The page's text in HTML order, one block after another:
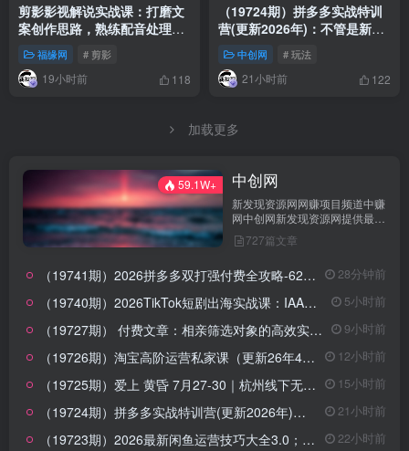
剪影影视解说实战课：打磨文
案创作思路，熟练配音处理手
福缘网 # 剪影
19小时前 118
（19724期）拼多多实战特训
营(更新2026年)：不管是新手
入门或老商家冲量，都有实操
方法，跟着学，少走弯路
中创网 # 玩法
21小时前 122
加载更多
59.1W+ 中创网
新发现资源网网赚项目频道中赚
网中创网新发现资源网提供最新
前沿网赚项目,每日更新最全网
赚技巧和免费赚钱项目,告诉小
创网少走弯路的网赚平台。
727篇文章
（19741期）2026拼多多双打强付费全攻略-62期；成本推广加托管双剑合璧，系统讲解7种付费玩法优劣势与选择策略 28分钟前
（19740期）2026TikTok短剧出海实战课：IAA广告分账×IAP付费变现×账号搭建×平台规则×双轨爆发×回款全流程 5小时前
（19727期） 付费文章：相亲筛选对象的高效实用策略，全程落地可实操，规避短择、利己型相亲对象 9小时前
（19726期）淘宝高阶运营私家课（更新26年4月18）：选品、爆款、全店动销，三模块构建盈利闭环，月入破5万 12小时前
（19725期）爱上 黄昏 7月27-30｜杭州线下无界特训营｜淘宝天猫AI推广｜直通车人群｜全套PPT SOP思维导图资料包 15小时前
（19724期）拼多多实战特训营(更新2026年)：不管是新手入门或老商家冲量，都有实操方法，跟着学，少走弯路 21小时前
（19723期）2026最新闲鱼运营技巧大全3.0；从零基础到月入过万，卖货准备、链接搭建到选品定价全拆解 22小时前